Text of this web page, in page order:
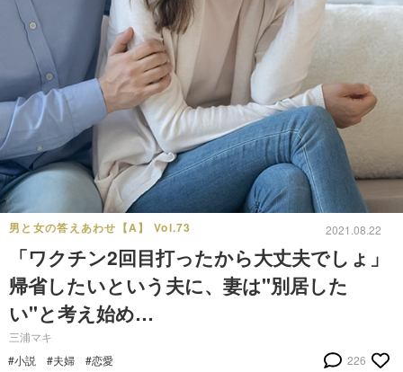
男と女の答えあわせ【A】 Vol.73 2021.08.22
「ワクチン2回目打ったから大丈夫でしょ」
帰省したいという夫に、妻は"別居した
い"と考え始め…
三浦マキ
#小説
#夫婦 #恋愛 226